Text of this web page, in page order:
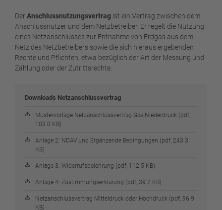
DerAnschlussnutzungsvertrag ist ein Vertrag zwischen dem
Anschlussnutzer und dem Netzbetreiber. Er regelt die Nutzung
eines Netzanschlusses zur Entnahme von Erdgas aus dem
Netz des Netzbetreibers sowie die sich hieraus ergebenden
Rechte und Pflichten, etwa bezüglich der Art der Messung und
Zählung oder der Zutrittsrechte.
Downloads Netzanschlussvertrag
Mustervorlage Netzanschlussvertrag Gas Niederdruck (pdf,
103.0 KB)
Anlage 2: NDAV und Ergänzende Bedingungen (pdf, 243.3
KB)
Anlage 3: Widerrufsbelehrung (pdf, 112.5 KB)
Anlage 4: Zustimmungserklärung (pdf, 39.2 KB)
Netzanschlussvertrag Mitteldruck oder Hochdruck (pdf, 96.9
KB)